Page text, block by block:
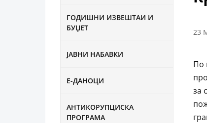
ГОДИШНИ ИЗВЕШТАИ И
БУЏЕТ
ЈАВНИ НАБАВКИ
Е-ДАНОЦИ
АНТИКОРУПЦИСКА
ПРОГРАМА
23
По
за